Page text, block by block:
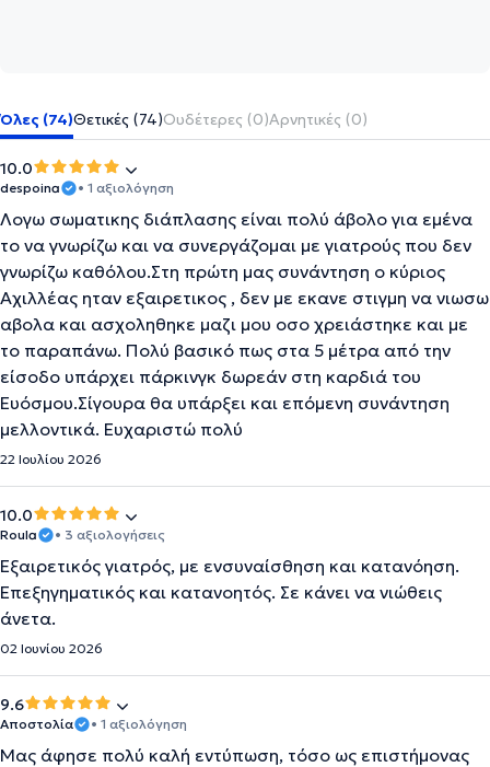
Όλες (74)Θετικές (74)Ουδέτερες (0)Αρνητικές (0)
10.0
despoina • 1 αξιολόγηση
Λογω σωματικης διάπλασης είναι πολύ άβολο για εμένα
το να γνωρίζω και να συνεργάζομαι με γιατρούς που δεν
γνωρίζω καθόλου.Στη πρώτη μας συνάντηση ο κύριος
Αχιλλέας ηταν εξαιρετικος , δεν με εκανε στιγμη να νιωσω
αβολα και ασχοληθηκε μαζι μου οσο χρειάστηκε και με
το παραπάνω. Πολύ βασικό πως στα 5 μέτρα από την
είσοδο υπάρχει πάρκινγκ δωρεάν στη καρδιά του
Ευόσμου.Σίγουρα θα υπάρξει και επόμενη συνάντηση
μελλοντικά. Ευχαριστώ πολύ
22 Ιουλίου 2026
10.0
Roula • 3 αξιολογήσεις
Εξαιρετικός γιατρός, με ενσυναίσθηση και κατανόηση.
Επεξηγηματικός και κατανοητός. Σε κάνει να νιώθεις
άνετα.
02 Ιουνίου 2026
9.6
Αποστολία • 1 αξιολόγηση
Μας άφησε πολύ καλή εντύπωση, τόσο ως επιστήμονας